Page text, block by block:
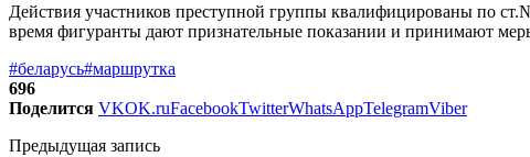
Действия участников преступной группы квалифицированы по
время фигуранты дают признательные показании и принимают
#беларусь#маршрутка
696
Поделится VKOK.ruFacebookTwitterWhatsAppTelegramViber
Предыдущая запись